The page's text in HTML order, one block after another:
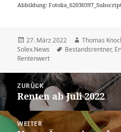
Abbildung:
Veröffentlicht
am
27. März 2022 Autor
Thomas
Solex.News
Schlagwörter
Bestandsrentner,
Rentenwert
Beitragsnavigation
ZURÜCK
Vorheriger
Beitrag:
Renten ab Juli 2022
WEITER